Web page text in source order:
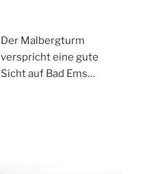
Der Malbergturm
verspricht eine gute
Sicht auf Bad Ems…